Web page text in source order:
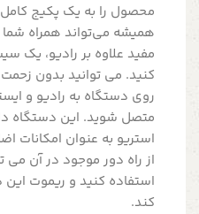
محصول را به یک پکیج
همیشه می‌تواند همراه
مفید علاوه بر رادیو،
کنید. می توانید بدون
روی دستگاه به رادیو و
استریو به عنوان امکانات
از راه دور موجود در آن می
استفاده کنید و ریموت این
کند.